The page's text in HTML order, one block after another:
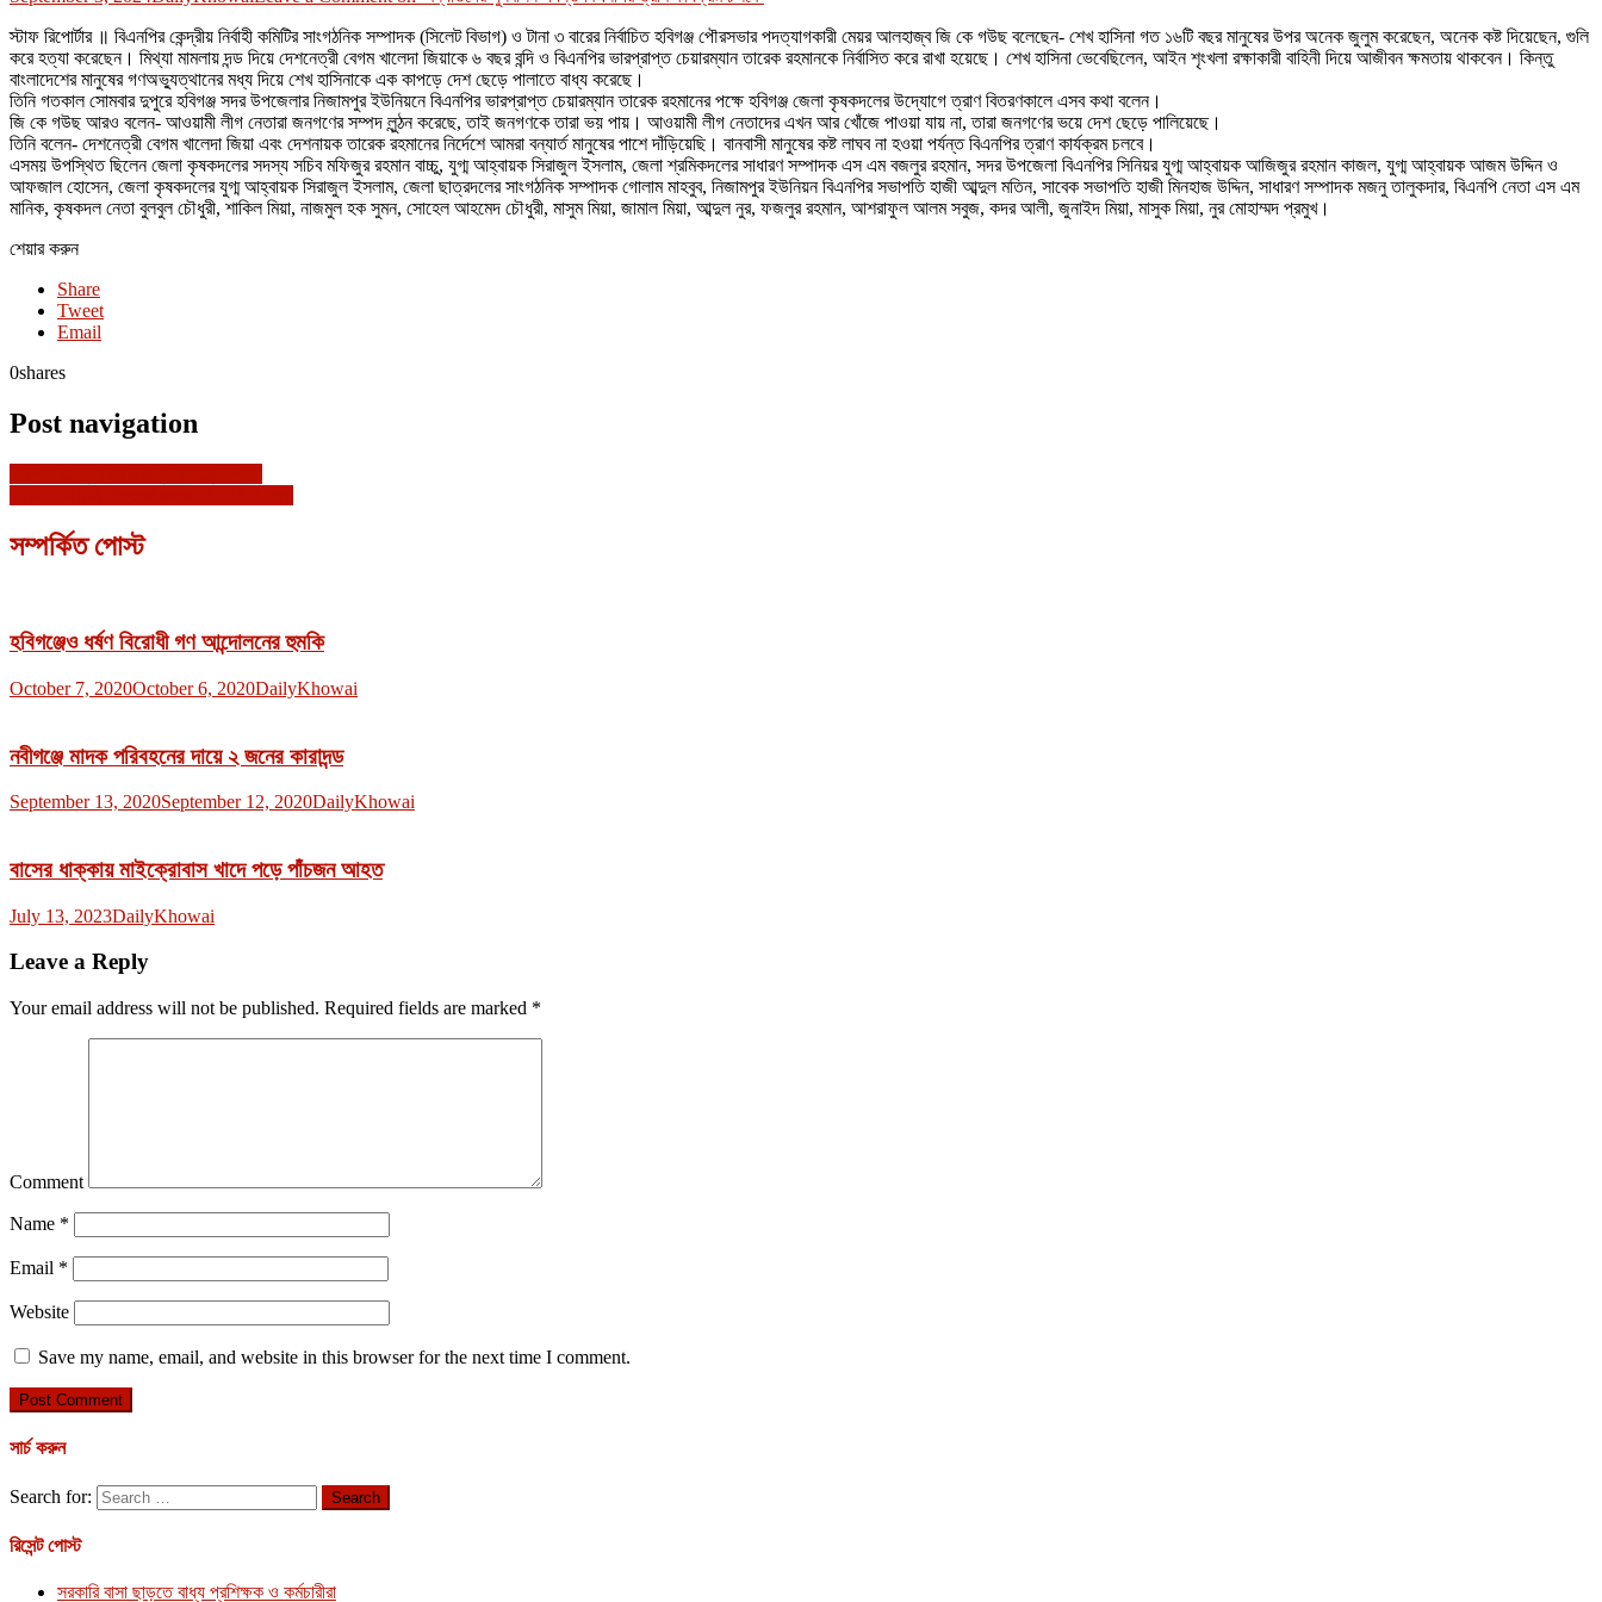
স্টাফ রিপোর্টার ॥ বিএনপির কেন্দ্রীয় নির্বাহী কমিটির সাংগঠনিক সম্পাদক (সিলেট বিভাগ) ও টানা ৩ বারের নির্বাচিত হবিগঞ্জ পৌরসভার পদত্যাগকারী মেয়র আলহাজ্ব জি কে গউছ বলেছেন- শেখ হাসিনা গত ১৬টি বছর মানুষের উপর অনেক জুলুম করেছেন, অনেক কষ্ট দিয়েছেন, গুলি
করে হত্যা করেছেন। মিথ্যা মামলায় দন্ড দিয়ে দেশনেত্রী বেগম খালেদা জিয়াকে ৬ বছর বন্দি ও বিএনপির ভারপ্রাপ্ত চেয়ারম্যান তারেক রহমানকে নির্বাসিত করে রাখা হয়েছে। শেখ হাসিনা ভেবেছিলেন, আইন শৃংখলা রক্ষাকারী বাহিনী দিয়ে আজীবন ক্ষমতায় থাকবেন। কিন্তু
বাংলাদেশের মানুষের গণঅভ্যুত্থানের মধ্য দিয়ে শেখ হাসিনাকে এক কাপড়ে দেশ ছেড়ে পালাতে বাধ্য করেছে।
তিনি গতকাল সোমবার দুপুরে হবিগঞ্জ সদর উপজেলার নিজামপুর ইউনিয়নে বিএনপির ভারপ্রাপ্ত চেয়ারম্যান তারেক রহমানের পক্ষে হবিগঞ্জ জেলা কৃষকদলের উদ্যোগে ত্রাণ বিতরণকালে এসব কথা বলেন।
জি কে গউছ আরও বলেন- আওয়ামী লীগ নেতারা জনগণের সম্পদ লুন্ঠন করেছে, তাই জনগণকে তারা ভয় পায়। আওয়ামী লীগ নেতাদের এখন আর খোঁজে পাওয়া যায় না, তারা জনগণের ভয়ে দেশ ছেড়ে পালিয়েছে।
তিনি বলেন- দেশনেত্রী বেগম খালেদা জিয়া এবং দেশনায়ক তারেক রহমানের নির্দেশে আমরা বন্যার্ত মানুষের পাশে দাঁড়িয়েছি। বানবাসী মানুষের কষ্ট লাঘব না হওয়া পর্যন্ত বিএনপির ত্রাণ কার্যক্রম চলবে।
এসময় উপস্থিত ছিলেন জেলা কৃষকদলের সদস্য সচিব মফিজুর রহমান বাচ্চু, যুগ্ম আহ্বায়ক সিরাজুল ইসলাম, জেলা শ্রমিকদলের সাধারণ সম্পাদক এস এম বজলুর রহমান, সদর উপজেলা বিএনপির সিনিয়র যুগ্ম আহ্বায়ক আজিজুর রহমান কাজল, যুগ্ম আহ্বায়ক আজম উদ্দিন ও
আফজাল হোসেন, জেলা কৃষকদলের যুগ্ম আহ্বায়ক সিরাজুল ইসলাম, জেলা ছাত্রদলের সাংগঠনিক সম্পাদক গোলাম মাহবুব, নিজামপুর ইউনিয়ন বিএনপির সভাপতি হাজী আব্দুল মতিন, সাবেক সভাপতি হাজী মিনহাজ উদ্দিন, সাধারণ সম্পাদক মজনু তালুকদার, বিএনপি নেতা এস এম
মানিক, কৃষকদল নেতা বুলবুল চৌধুরী, শাকিল মিয়া, নাজমুল হক সুমন, সোহেল আহমেদ চৌধুরী, মাসুম মিয়া, জামাল মিয়া, আব্দুল নুর, ফজলুর রহমান, আশরাফুল আলম সবুজ, কদর আলী, জুনাইদ মিয়া, মাসুক মিয়া, নুর মোহাম্মদ প্রমুখ।
শেয়ার করুন
Share
Tweet
Email
0shares
Post navigation
সম্পর্কিত পোস্ট
হবিগঞ্জেও ধর্ষণ বিরোধী গণ আন্দোলনের হুমকি
October 7, 2020October 6, 2020DailyKhowai
নবীগঞ্জে মাদক পরিবহনের দায়ে ২ জনের কারাদন্ড
September 13, 2020September 12, 2020DailyKhowai
বাসের ধাক্কায় মাইক্রোবাস খাদে পড়ে পাঁচজন আহত
July 13, 2023DailyKhowai
Leave a Reply
Your email address will not be published. Required fields are marked *
Comment
Name *
Email *
Website
Save my name, email, and website in this browser for the next time I comment.
সার্চ করুন
Search for:
রিসেন্ট পোস্ট
সরকারি বাসা ছাড়তে বাধ্য প্রশিক্ষক ও কর্মচারীরা